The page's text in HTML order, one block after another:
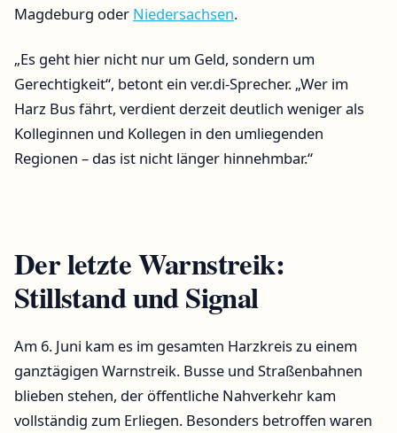
Magdeburg oder Niedersachsen.
„Es geht hier nicht nur um Geld, sondern um
Gerechtigkeit“, betont ein ver.di-Sprecher. „Wer im
Harz Bus fährt, verdient derzeit deutlich weniger als
Kolleginnen und Kollegen in den umliegenden
Regionen – das ist nicht länger hinnehmbar.“
Der letzte Warnstreik:
Stillstand und Signal
Am 6. Juni kam es im gesamten Harzkreis zu einem
ganztägigen Warnstreik. Busse und Straßenbahnen
blieben stehen, der öffentliche Nahverkehr kam
vollständig zum Erliegen. Besonders betroffen waren